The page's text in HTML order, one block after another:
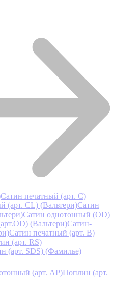
Сатин печатный (арт. С)
(арт. СL) (Вальтери)Сатин
Сатин однотонный (OD)
(Вальтери)Сатин-
Сатин печатный (арт. В)
(арт. RS)
(арт. SDS) (Фамилье)
(арт. AP)Поплин (арт.